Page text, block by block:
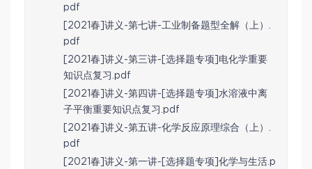
pdf
[2021春]讲义-第七讲-工业制备题型全解（上）.
pdf
[2021春]讲义-第三讲-[选择题专项]电化学重要
知识点复习.pdf
[2021春]讲义-第四讲-[选择题专项]水溶液中离
子平衡重要知识点复习.pdf
[2021春]讲义-第五讲-化学反应原理综合（上）.
pdf
[2021春]讲义-第一讲-[选择题专项]化学与生活.p